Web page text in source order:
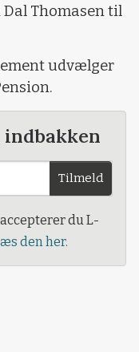
Thomasen til
udvælger
Tilmeld
du L-
den her.